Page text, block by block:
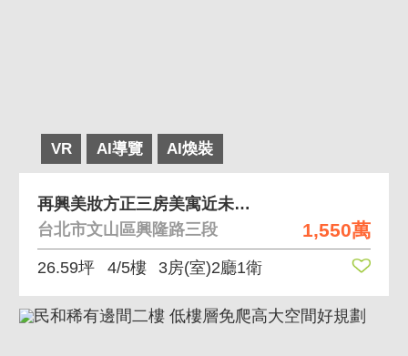
VR AI導覽 AI煥裝
1,550萬
再興美妝方正三房美寓近未來馬明潭捷運文湖線雙捷 正
台北市文山區興隆路三段
26.59坪 4/5樓 3房(室)2廳1衛